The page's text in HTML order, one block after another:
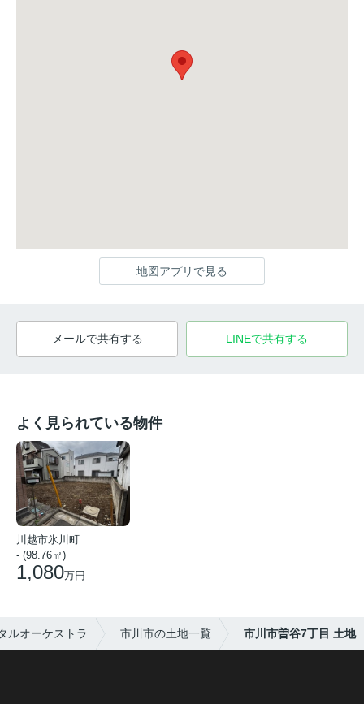
地図アプリで見る
メールで共有する LINEで共有する
よく見られている物件
川越市氷川町
- (98.76㎡)
1,080万円
ルオーケストラ 市川市の土地一覧 市川市曽谷7丁目 土地